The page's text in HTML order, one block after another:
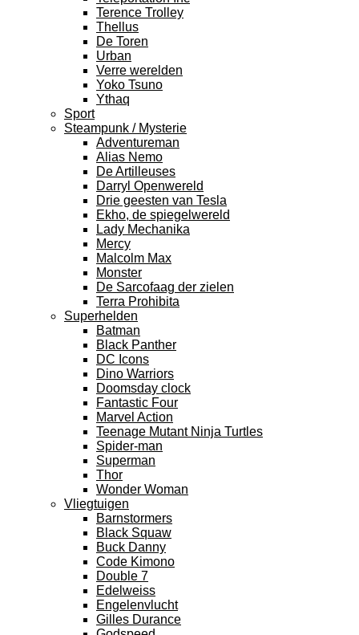
Terence Trolley
Thellus
De Toren
Urban
Verre werelden
Yoko Tsuno
Ythaq
Sport
Steampunk / Mysterie
Adventureman
Alias Nemo
De Artilleuses
Darryl Openwereld
Drie geesten van Tesla
Ekho, de spiegelwereld
Lady Mechanika
Mercy
Malcolm Max
Monster
De Sarcofaag der zielen
Terra Prohibita
Superhelden
Batman
Black Panther
DC Icons
Dino Warriors
Doomsday clock
Fantastic Four
Marvel Action
Teenage Mutant Ninja Turtles
Spider-man
Superman
Thor
Wonder Woman
Vliegtuigen
Barnstormers
Black Squaw
Buck Danny
Code Kimono
Double 7
Edelweiss
Engelenvlucht
Gilles Durance